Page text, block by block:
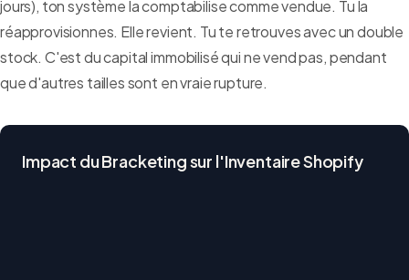
jours), ton système la comptabilise comme vendue. Tu la
réapprovisionnes. Elle revient. Tu te retrouves avec un double
stock. C'est du capital immobilisé qui ne vend pas, pendant
que d'autres tailles sont en vraie rupture.
Impact du Bracketing sur l'Inventaire Shopify